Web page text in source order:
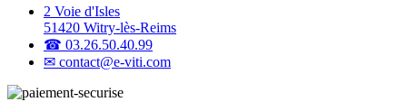
2 Voie d'Isles
51420 Witry-lès-Reims
☎ 03.26.50.40.99
✉ contact@e-viti.com